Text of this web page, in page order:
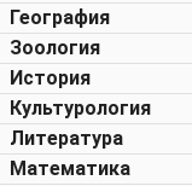
География
Зоология
История
Культурология
Литература
Математика